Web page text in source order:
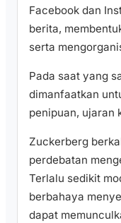
Facebook dan
berita,
serta
Pada saat yang
dimanfaatkan
penipuan, ujaran
Zuckerberg
perdebatan
Terlalu sedikit
berbahaya
dapat